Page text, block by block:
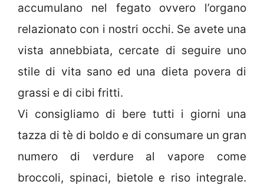
accumulano nel fegato ovvero l’organo
relazionato con i nostri occhi. Se avete una
vista annebbiata, cercate di seguire uno
stile di vita sano ed una dieta povera di
grassi e di cibi fritti.
Vi consigliamo di bere tutti i giorni una
tazza di tè di boldo e di consumare un gran
numero di verdure al vapore come
broccoli, spinaci, bietole e riso integrale.